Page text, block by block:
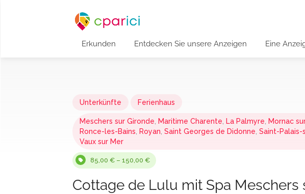
Erkunden Entdecken Sie unsere Anzeigen Eine
Unterkünfte Ferienhaus
Meschers sur Gironde Maritime Charente La Palmyre Mornac
Ronce-les-Bains
Royan Saint Georges de Didonne Saint-Palais-
Vaux sur Mer
85,00 € – 150,00 €
Cottage de Lulu mit Spa Meschers